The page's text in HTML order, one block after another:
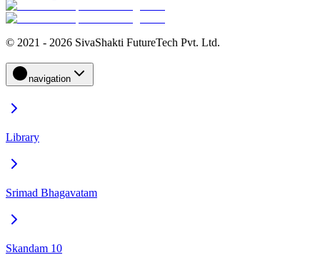
© 2021 - 2026 SivaShakti FutureTech Pvt. Ltd.
navigation
Library
Srimad Bhagavatam
Skandam 10